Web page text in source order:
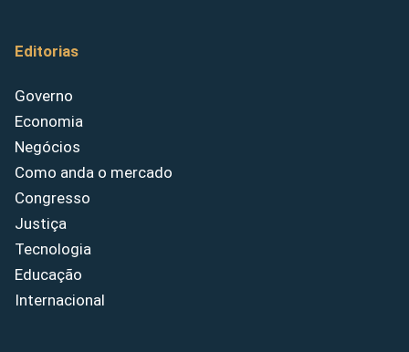
Editorias
Governo
Economia
Negócios
Como anda o mercado
Congresso
Justiça
Tecnologia
Educação
Internacional